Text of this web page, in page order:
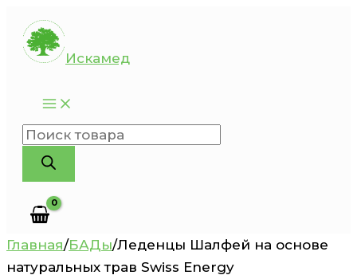
Перейти
содержимому
Искамед
Поиск
товаров
Главная/БАДы/Леденцы Шалфей на основе
натуральных трав Swiss Energy